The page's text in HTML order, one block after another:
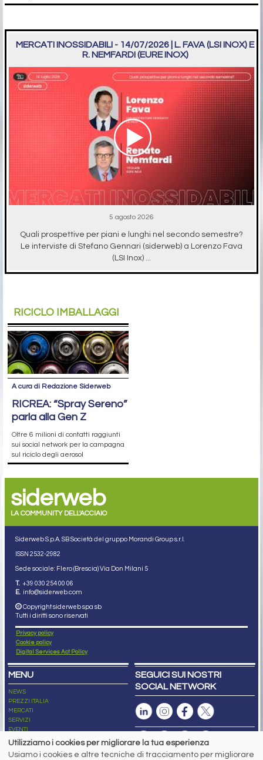
MERCATI INOSSIDABILI - 14/07/2026 | L. FAVA (LSI INOX) E
R. NEMFARDI (EURE INOX)
5 agosto 2026
Quali prospettive per piani e lunghi nel secondo semestre?
Le interviste di Stefano Gennari (siderweb) a Lorenzo Fava
(LSI Inox) ...
RICICLO IMBALLAGGI
A cura di Redazione Siderweb
RICREA: “Spray Sereno”
parla alla Gen Z
Oltre 6 milioni di contatti raggiunti
sui social network per la campagna
sul riciclo degli aerosol
siderweb
LA COMMUNITY DELL'ACCIAIO
Siderweb S.p.A. SB Società del gruppo Morandi Group s.r.l.
ISSN 2532-2982
Sede sociale: Flero (Brescia) Via Don Milani 5
T. +39 030 254 00 06
E. info@siderweb.com
Copyright siderweb spa sb
Tutti i diritti sono riservati
Privacy policy
Cookie policy
Digital Services Act Policy
MENU
NEWS
PREZZI ITALIA
MERCATI
SERVIZI
EVENTI
ABBONAMENTI
NEWSLETTER
SEGUICI SUI NOSTRI
SOCIAL NETWORK
Utilizziamo i cookies per migliorare la tua esperienza
Usiamo i cookies e altre tecniche di tracciamento per migliorare